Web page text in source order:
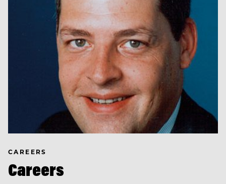
CAREERS
Careers